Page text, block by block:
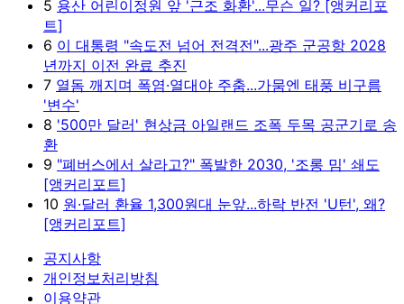
5 용산 어린이정원 앞 '근조 화환'...무슨 일? [앵커리포
트]
6 이 대통령 "속도전 넘어 전격전"...광주 군공항 2028
년까지 이전 완료 추진
7 열돔 깨지며 폭염·열대야 주춤...가뭄엔 태풍 비구름
'변수'
8 '500만 달러' 현상금 아일랜드 조폭 두목 공군기로 송
환
9 "폐버스에서 살라고?" 폭발한 2030, '조롱 밈' 쇄도
[앵커리포트]
10 원·달러 환율 1,300원대 눈앞...하락 반전 'U턴', 왜?
[앵커리포트]
공지사항
개인정보처리방침
이용약관